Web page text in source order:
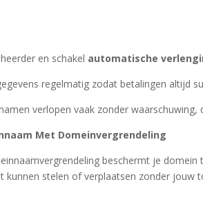
en schakel automatische
regelmatig zodat betalingen altijd
verlopen vaak zonder
Met Domeinvergrendeling
beschermt je
kunnen stelen of verplaatsen zonder jouw